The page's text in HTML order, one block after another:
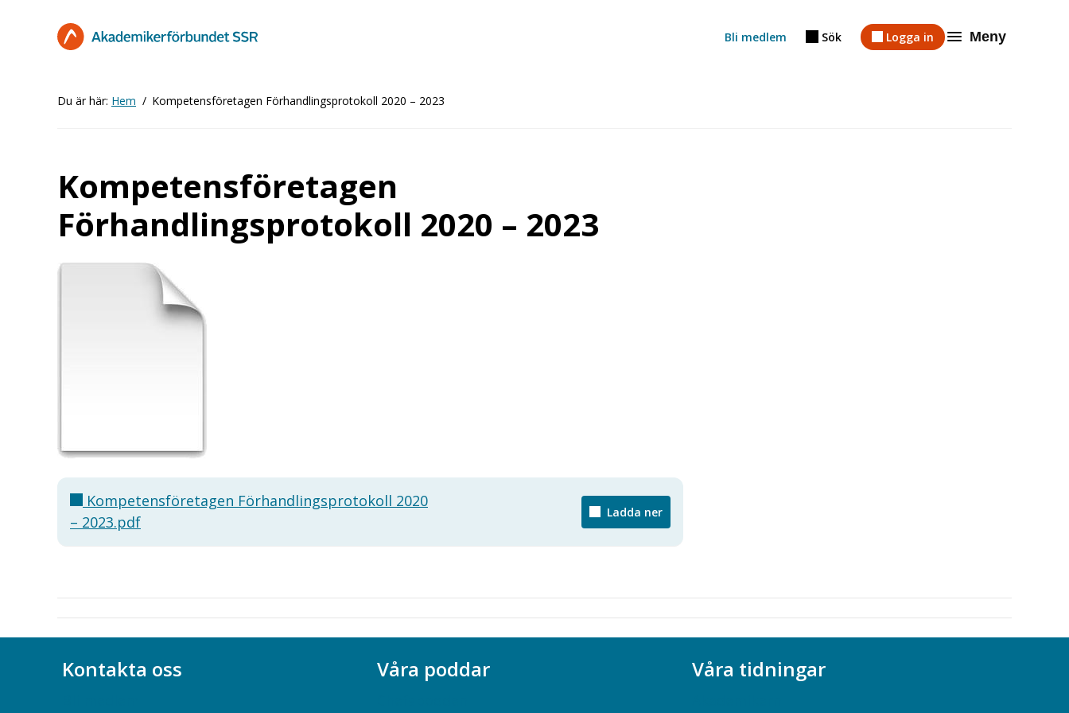
Bli medlem Sök Logga in Meny
Du är här: Hem Kompetensföretagen Förhandlingsprotokoll 2020 – 2023
Kompetensföretagen
Förhandlingsprotokoll 2020 – 2023
Kompetensföretagen Förhandlingsprotokoll 2020
– 2023.pdf
Ladda ner
Kontakta oss Våra poddar Våra tidningar